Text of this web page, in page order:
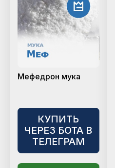
Мефедрон мука
КУПИТЬ
ЧЕРЕЗ БОТА В
ТЕЛЕГРАМ